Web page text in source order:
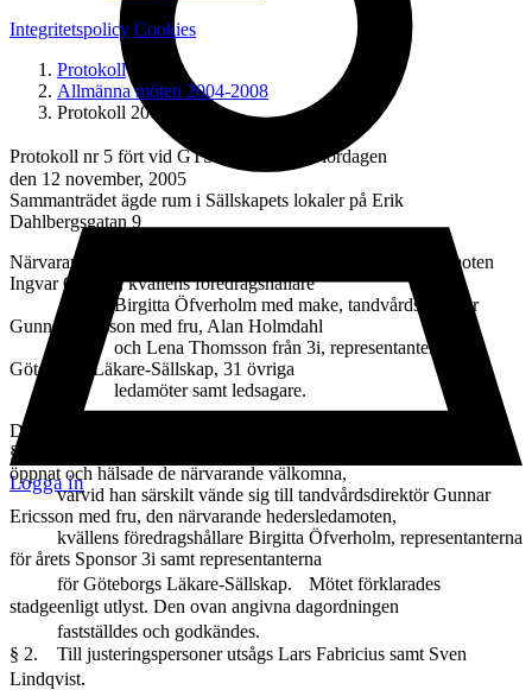
Logga in
Integritetspolicy Cookies
Protokoll
Allmänna möten 2004-2008
Protokoll 2005-nr-5
Protokoll nr 5 fört vid GTS sammanträde lördagen
den 12 november, 2005
Sammanträdet ägde rum i Sällskapets lokaler på Erik
Dahlbergsgatan 9
Närvarande: Ordföranden Karl-Erik Kahnberg, hedersledamoten
Ingvar Olemyr, kvällens föredragshållare
Birgitta Öfverholm med make, tandvårdsdirektör
Gunnar Ericsson med fru, Alan Holmdahl
och Lena Thomsson från 3i, representanter från
Göteborgs Läkare-Sällskap, 31 övriga
ledamöter samt ledsagare.
Dagordning:
§ 1. Ordföranden Karl-Erik Kahnberg förklarade sammanträdet
öppnat och hälsade de närvarande välkomna,
varvid han särskilt vände sig till tandvårdsdirektör Gunnar
Ericsson med fru, den närvarande hedersledamoten,
kvällens föredragshållare Birgitta Öfverholm, representanterna
för årets Sponsor 3i samt representanterna
för Göteborgs Läkare-Sällskap. Mötet förklarades
stadgeenligt utlyst. Den ovan angivna dagordningen
fastställdes och godkändes.
§ 2. Till justeringspersoner utsågs Lars Fabricius samt Sven
Lindqvist.